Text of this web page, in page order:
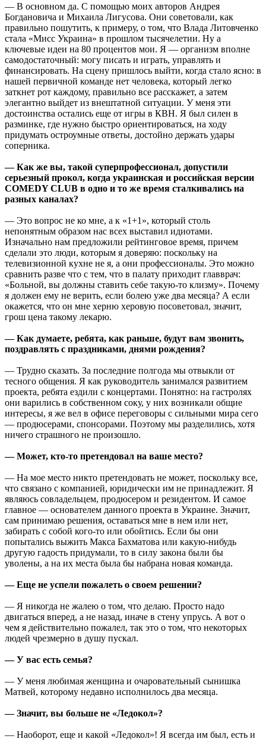
— В основном да. С помощью моих авторов Андрея
Богдановича и Михаила Лигусова. Они советовали, как
правильно пошутить, к примеру, о том, что Влада Литовченко
стала «Мисс Украина» в прошлом тысячелетии. Ну а
ключевые идеи на 80 процентов мои. Я — организм вполне
самодостаточный: могу писать и играть, управлять и
финансировать. На сцену пришлось выйти, когда стало ясно: в
нашей первичной команде нет человека, который легко
заткнет рот каждому, правильно все расскажет, а затем
элегантно выйдет из внештатной ситуации. У меня эти
достоинства остались еще от игры в КВН. Я был силен в
разминке, где нужно быстро ориентироваться, на ходу
придумать остроумные ответы, достойно держать удары
соперника.
— Как же вы, такой суперпрофессионал, допустили
серьезный прокол, когда украинская и российская версии
COMEDY CLUB в одно и то же время сталкивались на
разных каналах?
— Это вопрос не ко мне, а к «1+1», который столь
непонятным образом нас всех выставил идиотами.
Изначально нам предложили рейтинговое время, причем
сделали это люди, которым я доверяю: поскольку на
телевизионной кухне не я, а они профессионалы. Это можно
сравнить разве что с тем, что в палату приходит главврач:
«Больной, вы должны ставить себе такую-то клизму». Почему
я должен ему не верить, если болею уже два месяца? А если
окажется, что он мне херню херовую посоветовал, значит,
грош цена такому лекарю.
— Как думаете, ребята, как раньше, будут вам звонить,
поздравлять с праздниками, днями рождения?
— Трудно сказать. За последние полгода мы отвыкли от
тесного общения. Я как руководитель занимался развитием
проекта, ребята ездили с концертами. Понятно: на гастролях
они варились в собственном соку, у них возникали общие
интересы, я же вел в офисе переговоры с сильными мира сего
— продюсерами, спонсорами. Поэтому мы разделились, хотя
ничего страшного не произошло.
— Может, кто-то претендовал на ваше место?
— На мое место никто претендовать не может, поскольку все,
что связано с компанией, юридически им не принадлежит. Я
являюсь совладельцем, продюсером и резидентом. И самое
главное — основателем данного проекта в Украине. Значит,
сам принимаю решения, оставаться мне в нем или нет,
забирать с собой кого-то или обойтись. Если бы они
попытались выжить Макса Бахматова или какую-нибудь
другую гадость придумали, то в силу закона были бы
уволены, а на их места была бы набрана новая команда.
— Еще не успели пожалеть о своем решении?
— Я никогда не жалею о том, что делаю. Просто надо
двигаться вперед, а не назад, иначе в стену упрусь. А вот о
чем я действительно пожалел, так это о том, что некоторых
людей чрезмерно в душу пускал.
— У вас есть семья?
— У меня любимая женщина и очаровательный сынишка
Матвей, которому недавно исполнилось два месяца.
— Значит, вы больше не «Ледокол»?
— Наоборот, еще и какой «Ледокол»! Я всегда им был, есть и